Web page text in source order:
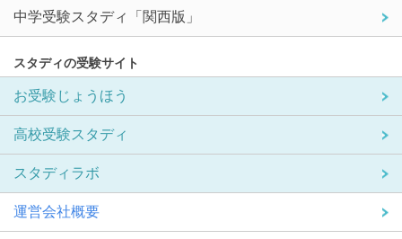
中学受験スタディ「関西版」
スタディの受験サイト
お受験じょうほう
高校受験スタディ
スタディラボ
運営会社概要